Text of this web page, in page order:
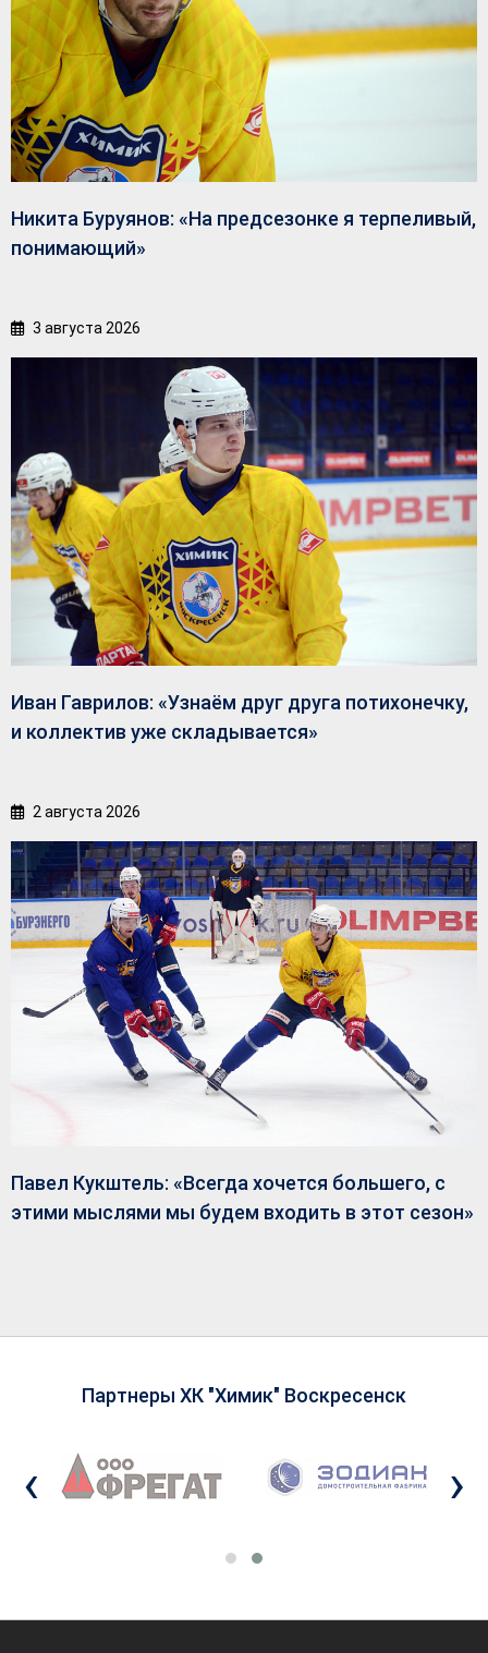
Никита Буруянов: «На предсезонке я терпеливый,
понимающий»
3 августа 2026
Иван Гаврилов: «Узнаём друг друга потихонечку,
и коллектив уже складывается»
2 августа 2026
Павел Кукштель: «Всегда хочется большего, с
этими мыслями мы будем входить в этот сезон»
Партнеры ХК "Химик" Воскресенск
‹ ›